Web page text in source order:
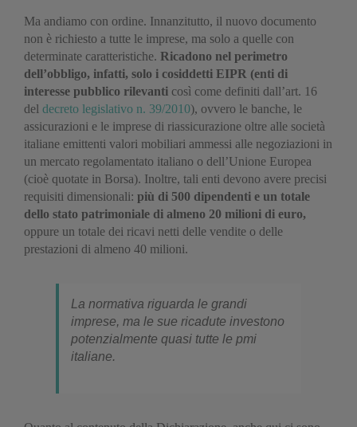
Ma andiamo con ordine. Innanzitutto, il nuovo documento
non è richiesto a tutte le imprese, ma solo a quelle con
determinate caratteristiche. Ricadono nel perimetro
dell’obbligo, infatti, solo i cosiddetti EIPR (enti di
interesse pubblico rilevanti così come definiti dall’art. 16
del decreto legislativo n. 39/2010), ovvero le banche, le
assicurazioni e le imprese di riassicurazione oltre alle società
italiane emittenti valori mobiliari ammessi alle negoziazioni in
un mercato regolamentato italiano o dell’Unione Europea
(cioè quotate in Borsa). Inoltre, tali enti devono avere precisi
requisiti dimensionali: più di 500 dipendenti e un totale
dello stato patrimoniale di almeno 20 milioni di euro,
oppure un totale dei ricavi netti delle vendite o delle
prestazioni di almeno 40 milioni.
La normativa riguarda le grandi
imprese, ma le sue ricadute investono
potenzialmente quasi tutte le pmi
italiane.